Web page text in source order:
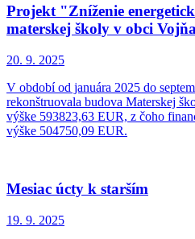
Projekt "Zníženie
materskej školy v obci
20. 9. 2025
V období od januára 2025 do
rekonštruovala budova Materskej
výške 593823,63 EUR, z čoho
výške 504750,09 EUR.
Mesiac úcty k starším
19. 9. 2025